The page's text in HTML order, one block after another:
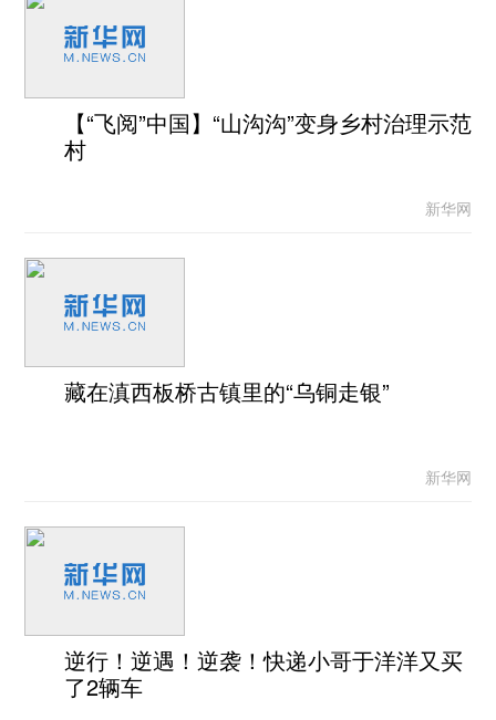
【“飞阅”中国】“山沟沟”变身乡村治理示范
村
新华网
藏在滇西板桥古镇里的“乌铜走银”
新华网
逆行！逆遇！逆袭！快递小哥于洋洋又买
了2辆车